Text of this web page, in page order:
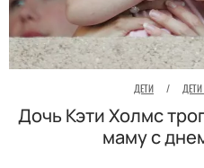
ДЕТИ /
Дочь Кэти Холмс
маму с